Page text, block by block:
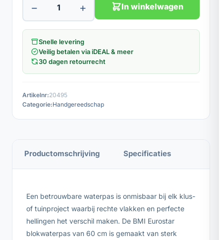
− + In winkelwagen
Snelle levering
Veilig betalen via iDEAL & meer
30 dagen retourrecht
Artikelnr:20495
Categorie:Handgereedschap
Productomschrijving Specificaties
Een betrouwbare waterpas is onmisbaar bij elk klus-
of tuinproject waarbij rechte vlakken en perfecte
hellingen het verschil maken. De BMI Eurostar
blokwaterpas van 60 cm is gemaakt van sterk